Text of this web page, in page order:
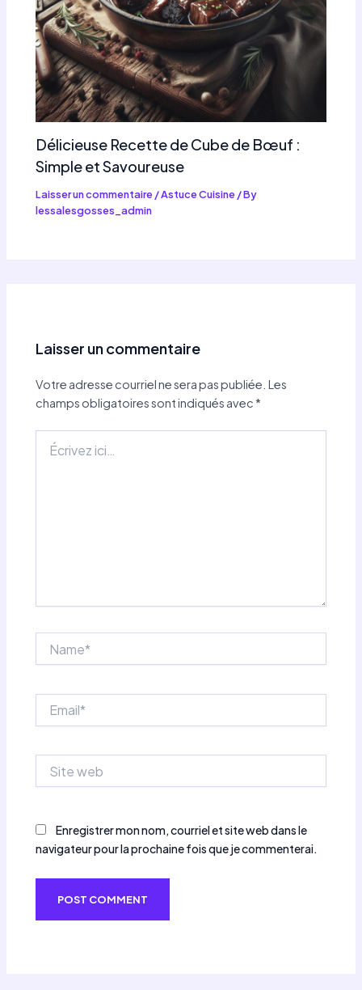
Délicieuse Recette de Cube de Bœuf :
Simple et Savoureuse
Laisser un commentaire/Astuce Cuisine/ By
lessalesgosses_admin
Laisser un commentaire
Votre adresse courriel ne sera pas publiée. Les
champs obligatoires sont indiqués avec*
ici…
web
Enregistrer mon nom, courriel et site web dans le
navigateur pour la prochaine fois que je commenterai.